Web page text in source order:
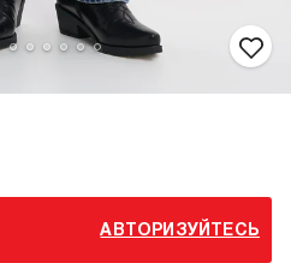
АВТОРИЗУЙТЕСЬ